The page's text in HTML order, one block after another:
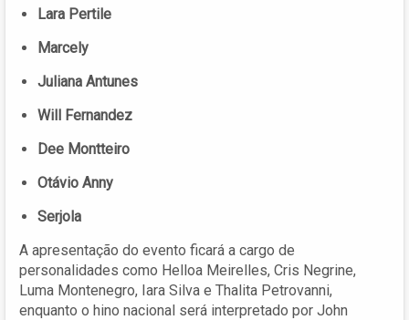
Lara Pertile
Marcely
Juliana Antunes
Will Fernandez
Dee Montteiro
Otávio Anny
Serjola
A apresentação do evento ficará a cargo de
personalidades como Helloa Meirelles, Cris Negrine,
Luma Montenegro, Iara Silva e Thalita Petrovanni,
enquanto o hino nacional será interpretado por John